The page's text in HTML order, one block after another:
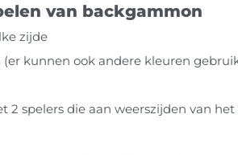
van backgammon
zijde
(er kunnen ook andere kleuren
spelers die aan weerszijden van